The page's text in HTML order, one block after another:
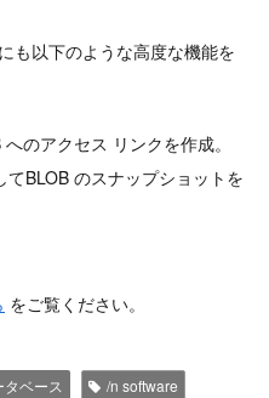
も以下のような高度な機能を
のアクセス リンクを作成。
てBLOB のスナップショットを
をご覧ください。
ベース
/n software